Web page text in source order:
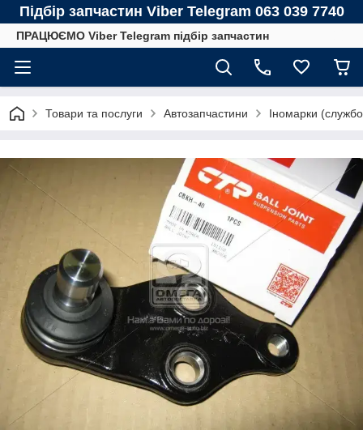
Підбір запчастин Viber Telegram 063 039 7740
ПРАЦЮЄМО Viber Telegram підбір запчастин
Товари та послуги Автозапчастини Іномарки